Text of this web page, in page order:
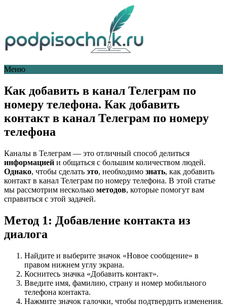
Меню
Как добавить в канал Телеграм по
номеру телефона. Как добавить
контакт в канал Телеграм по номеру
телефона
Каналы в Телеграм — это отличный способ делиться
информацией и общаться с большим количеством людей.
Однако, чтобы сделать это, необходимо знать, как добавить
контакт в канал Телеграм по номеру телефона. В этой статье
мы рассмотрим несколько методов, которые помогут вам
справиться с этой задачей.
Метод 1: Добавление контакта из
диалога
Найдите и выберите значок «Новое сообщение» в
правом нижнем углу экрана.
Коснитесь значка «Добавить контакт».
Введите имя, фамилию, страну и номер мобильного
телефона контакта.
Нажмите значок галочки, чтобы подтвердить изменения.